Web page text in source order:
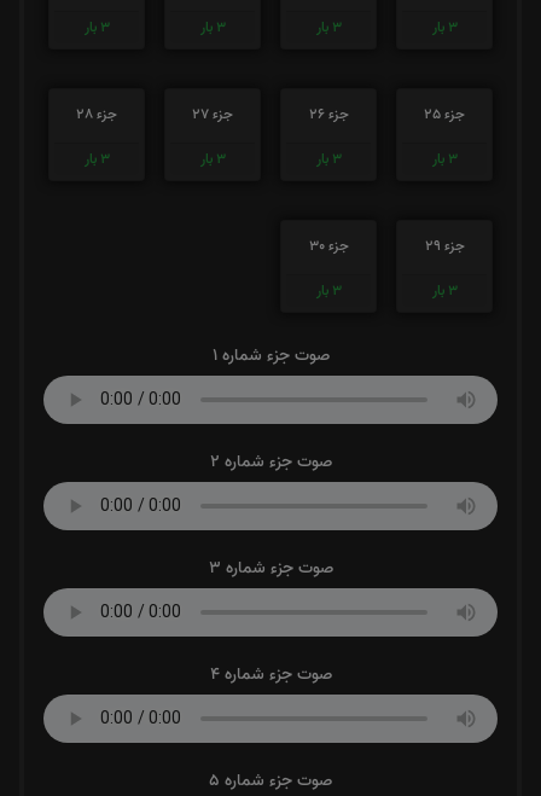
3 بار
3 بار
3 بار
3 بار
جزء 25
3 بار
جزء 26
3 بار
جزء 27
3 بار
جزء 28
3 بار
جزء 29
3 بار
جزء 30
3 بار
صوت جزء شماره 1
صوت جزء شماره 2
صوت جزء شماره 3
صوت جزء شماره 4
صوت جزء شماره 5